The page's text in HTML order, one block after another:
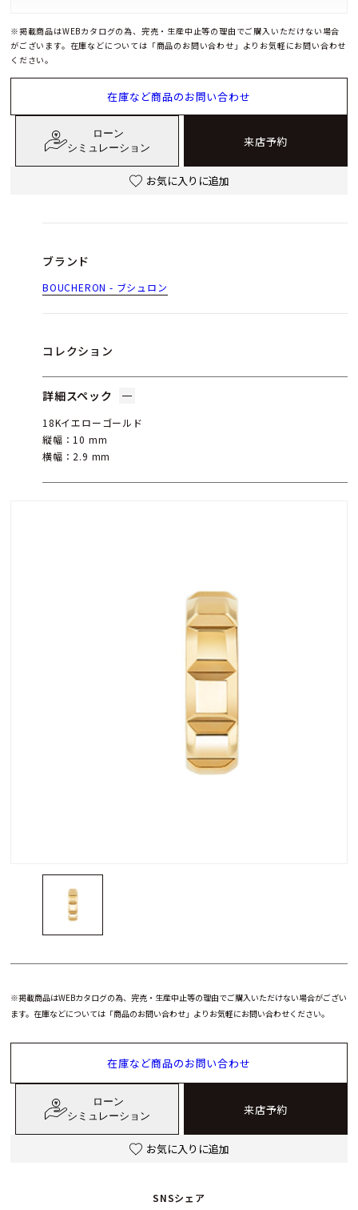
※掲載商品はWEBカタログの為、完売・生産中止等の理由でご購入いただけない場合
がございます。在庫などについては「商品のお問い合わせ」よりお気軽にお問い合わせ
ください。
在庫など商品のお問い合わせ
ローン
シミュレーション
来店予約
お気に入りに追加
ブランド
BOUCHERON - ブシュロン
コレクション
詳細スペック
18Kイエローゴールド
縦幅：10 mm
横幅：2.9 mm
※掲載商品はWEBカタログの為、完売・生産中止等の理由でご購入いただけない場合がござい
ます。在庫などについては「商品のお問い合わせ」よりお気軽にお問い合わせください。
在庫など商品のお問い合わせ
ローン
シミュレーション
来店予約
お気に入りに追加
SNSシェア